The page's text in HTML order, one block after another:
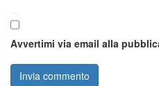
Avvertimi via email alla